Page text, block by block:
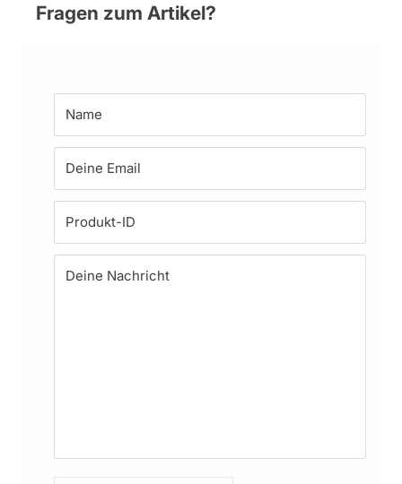
Fragen zum Artikel?
Name
Deine Email
Produkt-ID
Deine Nachricht